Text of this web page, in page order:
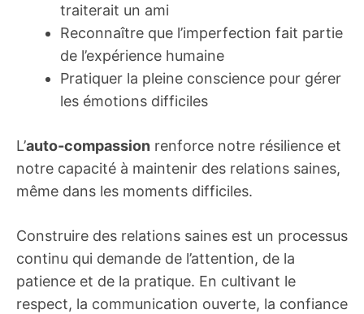
traiterait un ami
Reconnaître que l’imperfection fait partie
de l’expérience humaine
Pratiquer la pleine conscience pour gérer
les émotions difficiles
L’auto-compassion renforce notre résilience et
notre capacité à maintenir des relations saines,
même dans les moments difficiles.
Construire des relations saines est un processus
continu qui demande de l’attention, de la
patience et de la pratique. En cultivant le
respect, la communication ouverte, la confiance